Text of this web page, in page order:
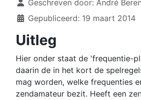
DetailsGeschreven door: André
Gepubliceerd: 19 maart 2014
Uitleg
Hier onder staat de 'frequentie-
daarin de in het kort de
mag worden, welke frequenties
zendamateur bezit. Heeft een